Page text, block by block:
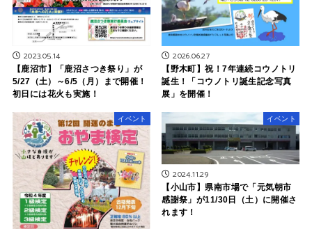
2023.05.14
【鹿沼市】「鹿沼さつき祭り」が
5/27（土）～6/5（月）まで開催！
初日には花火も実施！
2026.06.27
【野木町】祝！7年連続コウノトリ
誕生！「コウノトリ誕生記念写真
展」を開催！
イベント イベント
2024.11.29
【小山市】県南市場で「元気朝市
感謝祭」が11/30日（土）に開催さ
れます！